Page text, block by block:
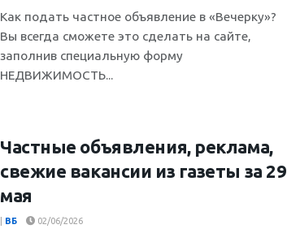
Как подать частное объявление в «Вечерку»?
Вы всегда сможете это сделать на сайте,
заполнив специальную форму
НЕДВИЖИМОСТЬ...
Частные объявления, реклама,
свежие вакансии из газеты за 29
мая
ВБ 02/06/2026